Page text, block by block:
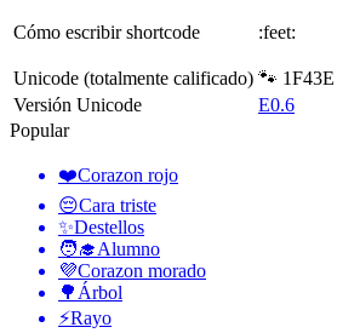
Cómo escribir shortcode :feet:
Unicode (totalmente calificado) 🐾 1F43E
Versión Unicode
E0.6
Popular
❤️Corazon rojo
😔Cara triste
✨Destellos
🧑‍🎓Alumno
💜Corazon morado
🌳 Árbol
⚡Rayo